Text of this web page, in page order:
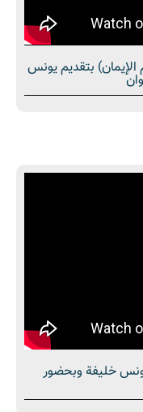
الأولى 14470 (دعائم الإيمان) بتقديم يونس
1447 بتقديم يونس خليفة وبحضور